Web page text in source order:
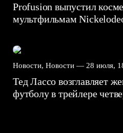
Profusion выпустил
мультфильмам
Новости, Новости — 28 июля,
Тед Лассо возглавляет
футболу в трейлере